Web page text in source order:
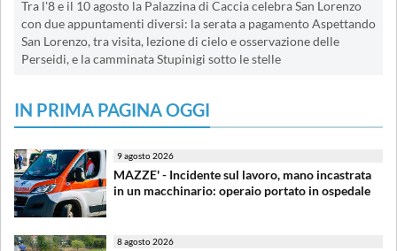
Tra l'8 e il 10 agosto la Palazzina di Caccia celebra San Lorenzo
con due appuntamenti diversi: la serata a pagamento Aspettando
San Lorenzo, tra visita, lezione di cielo e osservazione delle
Perseidi, e la camminata Stupinigi sotto le stelle
IN PRIMA PAGINA OGGI
9 agosto 2026
MAZZE' - Incidente sul lavoro, mano incastrata
in un macchinario: operaio portato in ospedale
8 agosto 2026